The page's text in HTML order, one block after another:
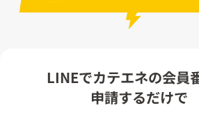
LINEでカテエネの会員
申請するだけで